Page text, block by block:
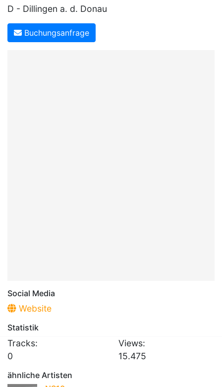
D - Dillingen a. d. Donau
Buchungsanfrage
Social Media
Website
Statistik
Tracks:
0
Views:
15.475
ähnliche Artisten